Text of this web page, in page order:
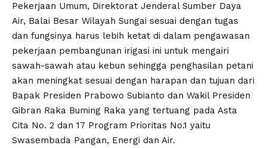
Pekerjaan Umum, Direktorat Jenderal Sumber Daya
Air, Balai Besar Wilayah Sungai sesuai dengan tugas
dan fungsinya harus lebih ketat di dalam pengawasan
pekerjaan pembangunan irigasi ini untuk mengairi
sawah-sawah atau kebun sehingga penghasilan petani
akan meningkat sesuai dengan harapan dan tujuan dari
Bapak Presiden Prabowo Subianto dan Wakil Presiden
Gibran Raka Buming Raka yang tertuang pada Asta
Cita No. 2 dan 17 Program Prioritas No.1 yaitu
Swasembada Pangan, Energi dan Air.